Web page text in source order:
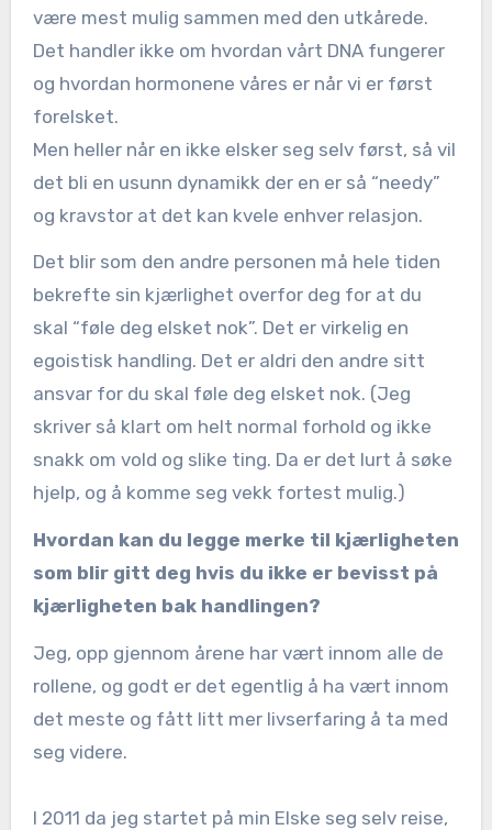
være mest mulig sammen med den utkårede.
Det handler ikke om hvordan vårt DNA fungerer
og hvordan hormonene våres er når vi er først
forelsket.
Men heller når en ikke elsker seg selv først, så vil
det bli en usunn dynamikk der en er så “needy”
og kravstor at det kan kvele enhver relasjon.
Det blir som den andre personen må hele tiden
bekrefte sin kjærlighet overfor deg for at du
skal “føle deg elsket nok”. Det er virkelig en
egoistisk handling. Det er aldri den andre sitt
ansvar for du skal føle deg elsket nok. (Jeg
skriver så klart om helt normal forhold og ikke
snakk om vold og slike ting. Da er det lurt å søke
hjelp, og å komme seg vekk fortest mulig.)
Hvordan kan du legge merke til kjærligheten
som blir gitt deg hvis du ikke er bevisst på
kjærligheten bak handlingen?
Jeg, opp gjennom årene har vært innom alle de
rollene, og godt er det egentlig å ha vært innom
det meste og fått litt mer livserfaring å ta med
seg videre.
I 2011 da jeg startet på min Elske seg selv reise,